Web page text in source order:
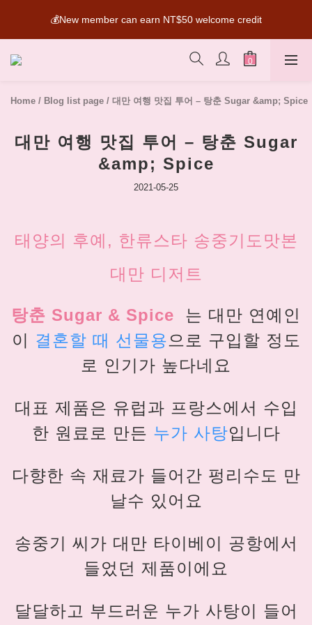
SUPER MARIO Collaboration Is Here! Perfect for Gifting &
Collecting
💰New member can earn NT$50 welcome credit
SUPER MARIO Collaboration Is Here! Perfect for Gifting &
Home / Blog list page / 대만 여행 맛집 투어 – 탕춘 Sugar &amp; Spice
대만 여행 맛집 투어 – 탕춘 Sugar
&amp; Spice
2021-05-25
태양의 후예, 한류스타 송중기도맛본
대만 디저트
탕춘 Sugar & Spice
는 대만 연예인
이 결혼할 때 선물용으로 구입할 정도
로 인기가 높다네요
대표 제품은 유럽과 프랑스에서 수입
한 원료로 만든 누가 사탕입니다
다향한 속 재료가 들어간 펑리수도 만
날수 있어요
송중기 씨가 대만 타이베이 공항에서
들었던 제품이에요
달달하고 부드러운 누가 사탕이 들어